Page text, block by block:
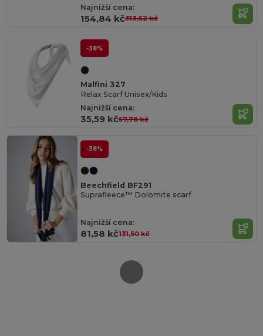
Najnižší cena:
154,84 kč313,62 kč
-38%
Malfini 327
Relax Scarf Unisex/Kids
Najnižší cena:
35,59 kč57,78 kč
-38%
Beechfield BF291
Suprafleece™ Dolomite scarf
Najnižší cena:
81,58 kč131,50 kč